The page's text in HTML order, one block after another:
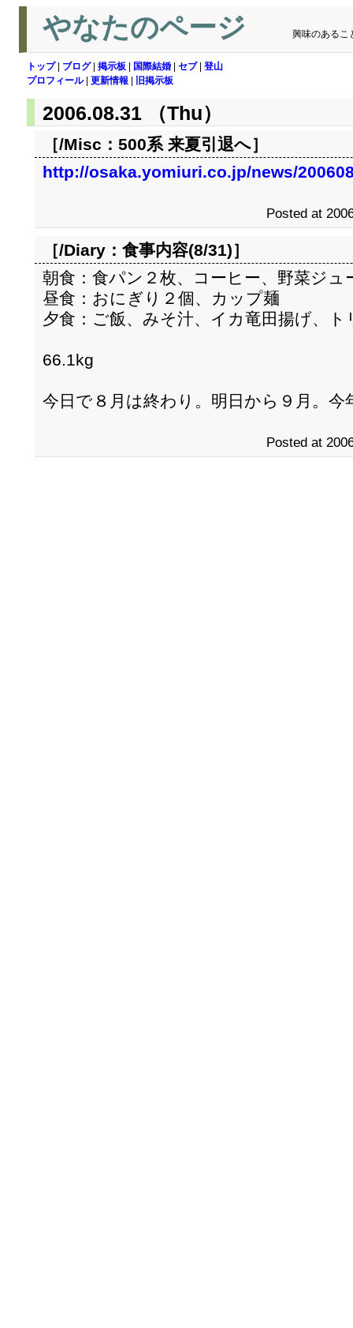
やなたのページ 興味のあるこ
トップ| ブログ| 掲示板 国際結婚 セブ| 登山
プロフィール| 更新情報 旧掲示板
2006.08.31 （Thu）
［/Misc： 500系 来夏引退へ］
http://osaka.yomiuri.co.jp/news/
Posted at
［/Diary： 食事内容(8/31)］
朝食：食パン２枚、コーヒー、野菜ジュ
昼食：おにぎり２個、カップ麺
夕食：ご飯、みそ汁、イカ竜田揚げ、ト
66.1kg
今日で８月は終わり。明日から９月。今
Posted at